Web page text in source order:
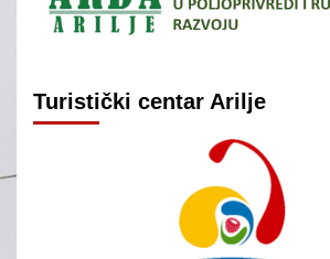
Turistički centar Arilje